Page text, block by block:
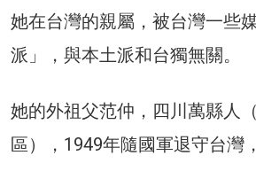
她在台灣的親屬，被台灣一些
派」，與本土派和台獨無關。
她的外祖父范仲，四川萬縣人
區），1949年隨國軍退守台灣